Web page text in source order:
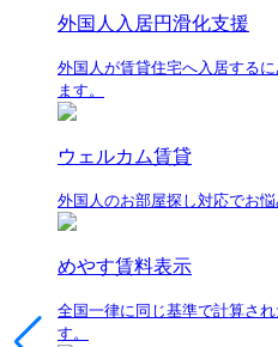
外国人入居円滑化支援
外国人が賃貸住宅へ入居する
ます。
ウェルカム賃貸
外国人のお部屋探し対応でお
めやす賃料表示
全国一律に同じ基準で計算さ
す。